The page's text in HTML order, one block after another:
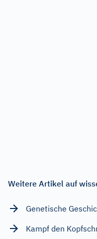
Weitere Artikel auf
Genetische
Kampf den